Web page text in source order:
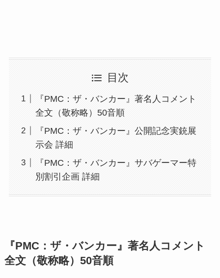
目次
『PMC：ザ・バンカー』著名人コメント
全文（敬称略）50音順
『PMC：ザ・バンカー』公開記念実銃展
示会 詳細
『PMC：ザ・バンカー』サバゲーマー特
別割引企画 詳細
『PMC：ザ・バンカー』著名人コメント
全文（敬称略）50音順